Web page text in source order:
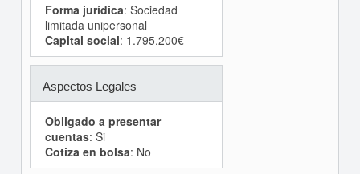
Forma jurídica: Sociedad
limitada unipersonal
Capital social: 1.795.200€
Aspectos Legales
Obligado a presentar
cuentas: Si
Cotiza en bolsa: No